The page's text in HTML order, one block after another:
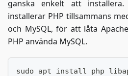
ganska enkelt att installera.
installerar PHP tillsammans
och MySQL, för att låta
PHP använda MySQL.
sudo apt install php